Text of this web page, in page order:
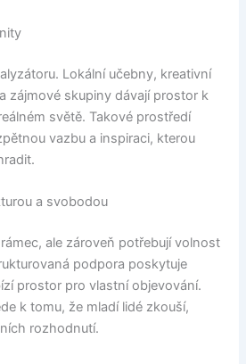
Lokální učebny, kreativní
zájmové skupiny dávají prostor k
světě. Takové prostředí
vazbu a inspiraci, kterou
a svobodou
ale zároveň potřebují volnost
podpora poskytuje
prostor pro vlastní objevování.
k tomu, že mladí lidé zkouší,
rozhodnutí.